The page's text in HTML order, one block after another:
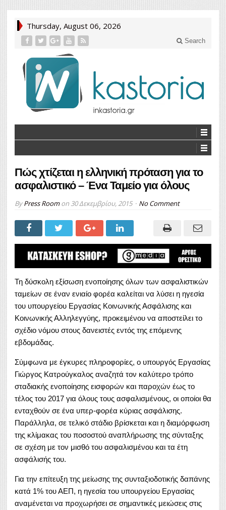
Thursday, August 06, 2026
Search
Πώς χτίζεται η ελληνική πρόταση για το
ασφαλιστικό – Ένα Ταμείο για όλους
ByPress Roomon 30 Δεκεμβρίου, 2015 No Comment
Τη δύσκολη εξίσωση ενοποίησης όλων των ασφαλιστικών
ταμείων σε έναν ενιαίο φορέα καλείται να λύσει η ηγεσία
του υπουργείου Εργασίας Κοινωνικής Ασφάλισης και
Κοινωνικής Αλληλεγγύης, προκειμένου να αποστείλει το
σχέδιο νόμου στους δανειστές εντός της επόμενης
εβδομάδας.
Σύμφωνα με έγκυρες πληροφορίες, ο υπουργός Εργασίας
Γιώργος Κατρούγκαλος αναζητά τον καλύτερο τρόπο
σταδιακής ενοποίησης εισφορών και παροχών έως το
τέλος του 2017 για όλους τους ασφαλισμένους, οι οποίοι θα
ενταχθούν σε ένα υπερ-φορέα κύριας ασφάλισης.
Παράλληλα, σε τελικό στάδιο βρίσκεται και η διαμόρφωση
της κλίμακας του ποσοστού αναπλήρωσης της σύνταξης
σε σχέση με τον μισθό του ασφαλισμένου και τα έτη
ασφάλισής του.
Για την επίτευξη της μείωσης της συνταξιοδοτικής δαπάνης
κατά 1% του ΑΕΠ, η ηγεσία του υπουργείου Εργασίας
αναμένεται να προχωρήσει σε σημαντικές μειώσεις στις